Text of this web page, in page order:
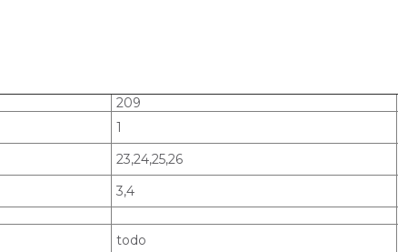
209
1
23,24,25,26
3,4
todo